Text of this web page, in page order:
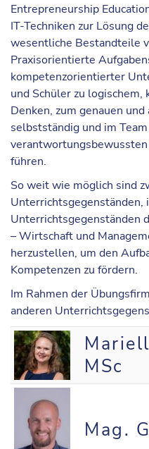
Entrepreneurship
IT-Techniken zur Lösung
wesentliche Bestandteile
Praxisorientierte
kompetenzorientierter
und Schüler zu
Denken, zum genauen
selbstständig und im
führen.
So weit wie möglich sind
Unterrichtsgegenständen,
Unterrichtsgegenständen
– Wirtschaft und
herzustellen, um den
Kompetenzen zu fördern.
Im Rahmen der
anderen
MSc
Mag.